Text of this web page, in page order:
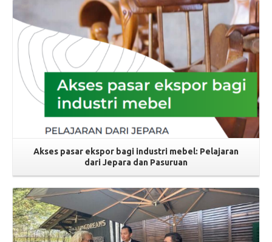
Akses pasar ekspor bagi industri mebel: Pelajaran
dari Jepara dan Pasuruan
Read More